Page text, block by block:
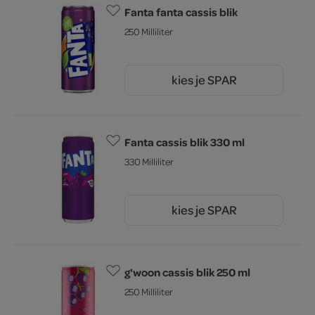
Fanta fanta cassis blik
250 Milliliter
kies je SPAR
Fanta cassis blik 330 ml
330 Milliliter
kies je SPAR
g'woon cassis blik 250 ml
250 Milliliter